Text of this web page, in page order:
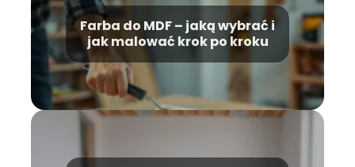
Farba do MDF – jaką wybrać i
jak malować krok po kroku